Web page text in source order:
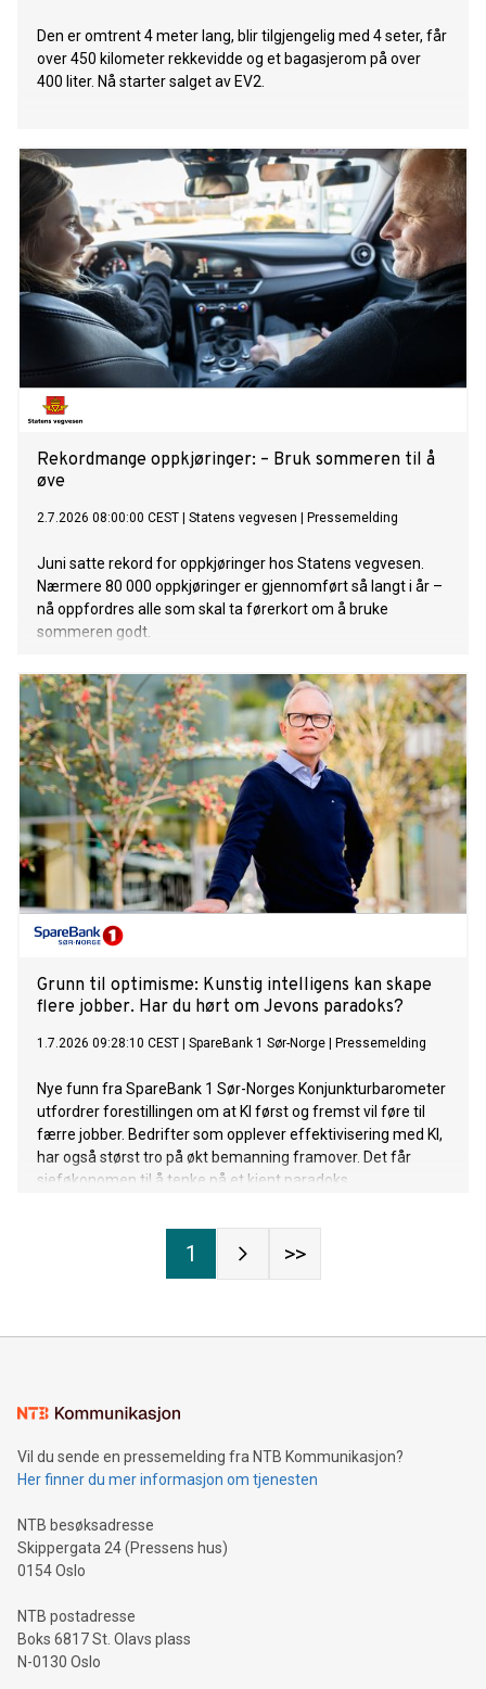
Den er omtrent 4 meter lang, blir tilgjengelig med 4 seter, får
over 450 kilometer rekkevidde og et bagasjerom på over
400 liter. Nå starter salget av EV2.
Rekordmange oppkjøringer: – Bruk sommeren til å
øve
2.7.2026 08:00:00 CEST Statens vegvesen Pressemelding
Juni satte rekord for oppkjøringer hos Statens vegvesen.
Nærmere 80 000 oppkjøringer er gjennomført så langt i år –
nå oppfordres alle som skal ta førerkort om å bruke
sommeren godt.
Grunn til optimisme: Kunstig intelligens kan skape
flere jobber. Har du hørt om Jevons paradoks?
1.7.2026 09:28:10 CEST SpareBank 1 Sør-Norge Pressemelding
Nye funn fra SpareBank 1 Sør-Norges Konjunkturbarometer
utfordrer forestillingen om at KI først og fremst vil føre til
færre jobber. Bedrifter som opplever effektivisering med KI,
har også størst tro på økt bemanning framover. Det får
sjeføkonomen til å tenke på et kjent paradoks.
1 >>
Vil du sende en pressemelding fra NTB Kommunikasjon?
Her finner du mer informasjon om tjenesten
NTB besøksadresse
Skippergata 24 (Pressens hus)
0154 Oslo
NTB postadresse
Boks 6817 St. Olavs plass
N-0130 Oslo